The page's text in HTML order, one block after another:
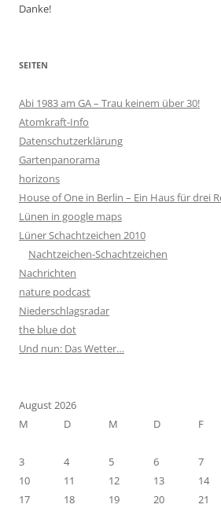
Danke!
SEITEN
Abi 1983 am GA – Trau keinem über 30!
Atomkraft-Info
Datenschutzerklärung
Gartenpanorama
horizons
House of One in Berlin – Ein Haus für drei
Lünen in google maps
Lüner Schachtzeichen 2010
Nachtzeichen-Schachtzeichen
Nachrichten
nature podcast
Niederschlagsradar
the blue dot
Und nun: Das Wetter…
August 2026
M
D M D F
3
4 5 6 7
10
11 12 13 14
17
18 19 20 21